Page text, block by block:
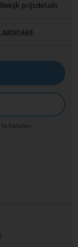
Bekijk prijsdetails
te betalen